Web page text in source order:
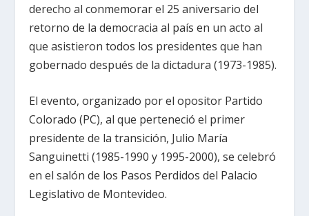
derecho al conmemorar el 25 aniversario del
retorno de la democracia al país en un acto al
que asistieron todos los presidentes que han
gobernado después de la dictadura (1973-1985).
El evento, organizado por el opositor Partido
Colorado (PC), al que perteneció el primer
presidente de la transición, Julio María
Sanguinetti (1985-1990 y 1995-2000), se celebró
en el salón de los Pasos Perdidos del Palacio
Legislativo de Montevideo.